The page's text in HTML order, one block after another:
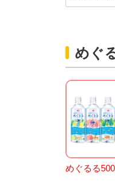
めぐ
めぐるる